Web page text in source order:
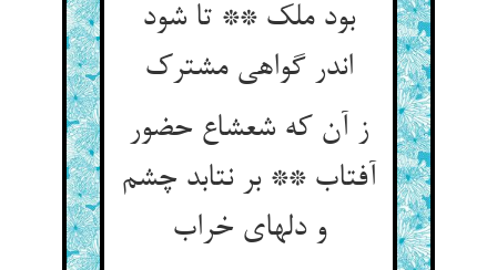
بود ملک ** تا شود
ز آن که شعشاع حضور
آفتاب ** بر نتابد چشم
و دلهای خراب‌‌